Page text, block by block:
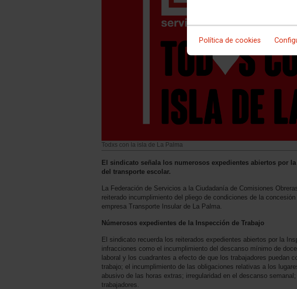
Política de cookies
Todxs con la isla de La Palma
El sindicato señala los numerosos expedientes abiertos por
del transporte escolar.
La Federación de Servicios a la Ciudadanía de Comisiones
reiterado incumplimiento del pliego de condiciones de la
empresa Transporte Insular de La Palma.
Númerosos expedientes de la Inspección de Trabajo
El sindicato recuerda los reiterados expedientes abiertos por la
infracciones como el incumplimiento del descanso mínimo de
laboral y los cuadrantes a efecto de que los trabajadores puedan
trabajo; el incumplimiento de las obligaciones relativas a los
abusivo de las horas extras; irregularidad en el descanso
trabajadores.